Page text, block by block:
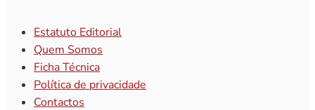
Estatuto Editorial
Quem Somos
Ficha Técnica
Política de privacidade
Contactos